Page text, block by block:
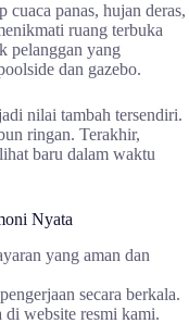
panas, hujan deras,
ruang terbuka
pelanggan yang
dan gazebo.
nilai tambah tersendiri.
ringan. Terakhir,
baru dalam waktu
Nyata
yang aman dan
secara berkala.
di website resmi kami.